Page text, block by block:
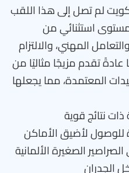
لم تصل إلى هذا اللقب
استثنائي من
المهني، والالتزام
عادةً تقدم مزيجًا مثاليًا من
المعتمدة، مما يجعلها
نتائج قوية
لأضيق الأماكن
الصغيرة الألمانية
الجدران